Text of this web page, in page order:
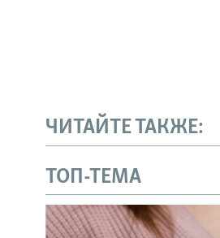
ЧИТАЙТЕ ТАКЖЕ:
ТОП-ТЕМА